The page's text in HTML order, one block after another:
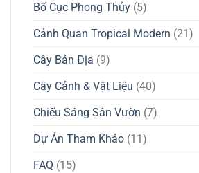
Bố Cục Phong Thủy (5)
Cảnh Quan Tropical Modern (21)
Cây Bản Địa (9)
Cây Cảnh & Vật Liệu (40)
Chiếu Sáng Sân Vườn (7)
Dự Án Tham Khảo (11)
FAQ (15)